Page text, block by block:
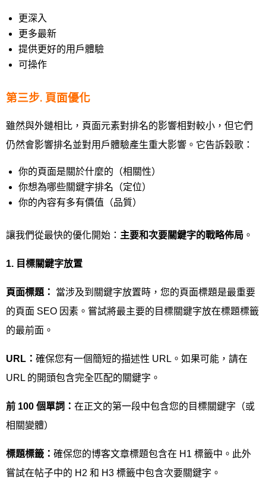
更深入
更多最新
提供更好的用戶體驗
可操作
第三步. 頁面優化
雖然與外鏈相比，頁面元素對排名的影響相對較小，但它們
仍然會影響排名並對用戶體驗產生重大影響。它告訴穀歌：
你的頁面是關於什麼的（相關性）
你想為哪些關鍵字排名（定位）
你的內容有多有價值（品質）
讓我們從最快的優化開始： 主要和次要關鍵字的戰略佈局 。
1. 目標關鍵字放置
頁面標題：
當涉及到關鍵字放置時，您的頁面標題是最重要
的頁面 SEO 因素。嘗試將最主要的目標關鍵字放在標題標籤
的最前面。
URL ： 確保您有一個簡短的描述性 URL。如果可能，請在
URL 的開頭包含完全匹配的關鍵字。
前 100 個單詞： 在正文的第一段中包含您的目標關鍵字（或
相關變體）
標題標籤： 確保您的博客文章標題包含在 H1 標籤中。此外
嘗試在帖子中的 H2 和 H3 標籤中包含次要關鍵字。